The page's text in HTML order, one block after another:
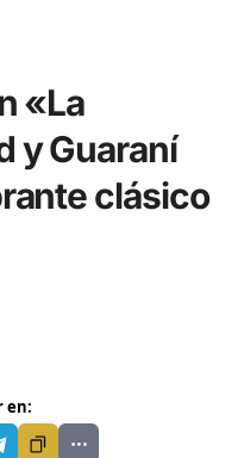
«La
y Guaraní
clásico
en: